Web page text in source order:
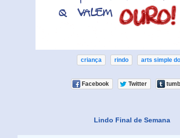
criança rindo arts simple
Facebook Twitter
Lindo Final de Semana